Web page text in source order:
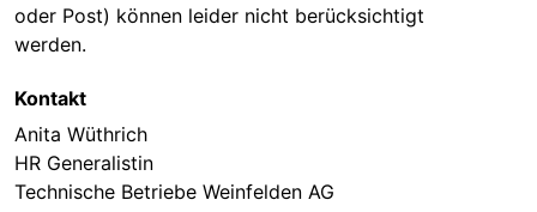
oder Post) können leider nicht berücksichtigt
werden.
Kontakt
Anita Wüthrich
HR Generalistin
Technische Betriebe Weinfelden AG